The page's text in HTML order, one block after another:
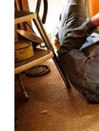
BINTAN
WN
MANDALIKA
WN
LIKUPANG
WN